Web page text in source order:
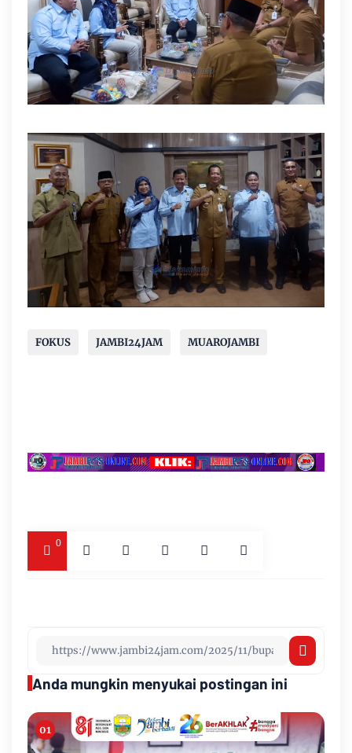
FOKUS JAMBI24JAM MUAROJAMBI
0
Anda mungkin menyukai postingan ini